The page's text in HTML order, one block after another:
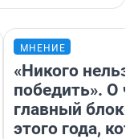
МНЕНИЕ
«Никого нельзя
победить». О
главный
этого года,